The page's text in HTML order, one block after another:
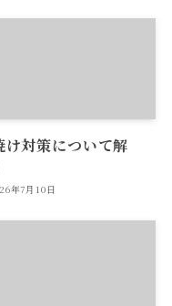
け対策について解
年7月10日